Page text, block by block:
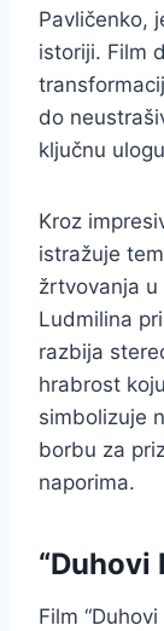
Pavličenko,
istoriji. Film
do
ključnu
Kroz
istražuje
žrtvovanja u
Ludmilina
razbija
hrabrost
simbolizuje
borbu za
naporima.
“Duhovi
Film